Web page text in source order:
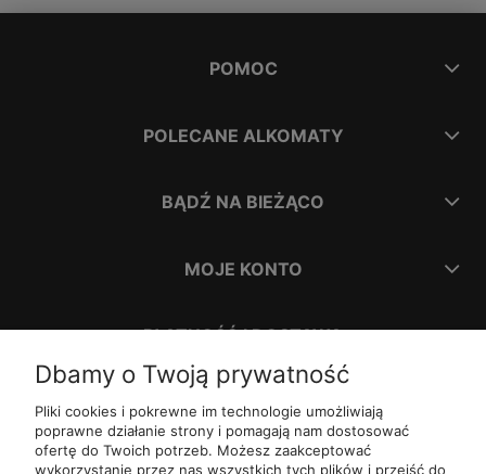
POMOC
POLECANE ALKOMATY
BĄDŹ NA BIEŻĄCO
MOJE KONTO
PŁATNOŚĆ I DOSTAWA
INFORMACJE
O NAS
Dbamy o Twoją prywatność
Pliki cookies i pokrewne im technologie umożliwiają
poprawne działanie strony i pomagają nam dostosować
ofertę do Twoich potrzeb. Możesz zaakceptować
wykorzystanie przez nas wszystkich tych plików i przejść do